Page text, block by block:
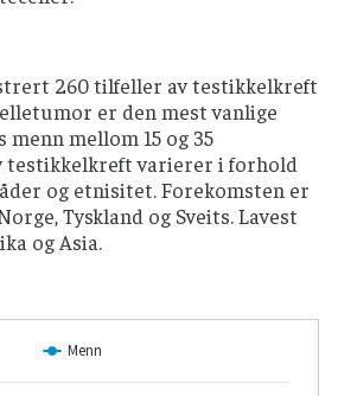
260 tilfeller av testikkelkreft
er den mest vanlige
mellom 15 og 35
testikkelkreft varierer i forhold
og etnisitet. Forekomsten er
Tyskland og Sveits. Lavest
og Asia.
Menn